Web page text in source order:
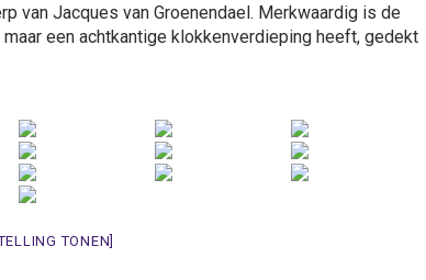
van Jacques van Groenendael. Merkwaardig is de
een achtkantige klokkenverdieping heeft, gedekt
TONEN]